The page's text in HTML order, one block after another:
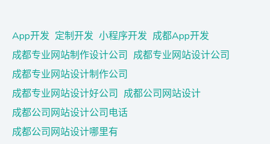
App开发 定制开发 小程序开发 成都App开发
成都专业网站制作设计公司 成都专业网站设计公司
成都专业网站设计制作公司
成都专业网站设计好公司 成都公司网站设计
成都公司网站设计公司电话
成都公司网站设计哪里有